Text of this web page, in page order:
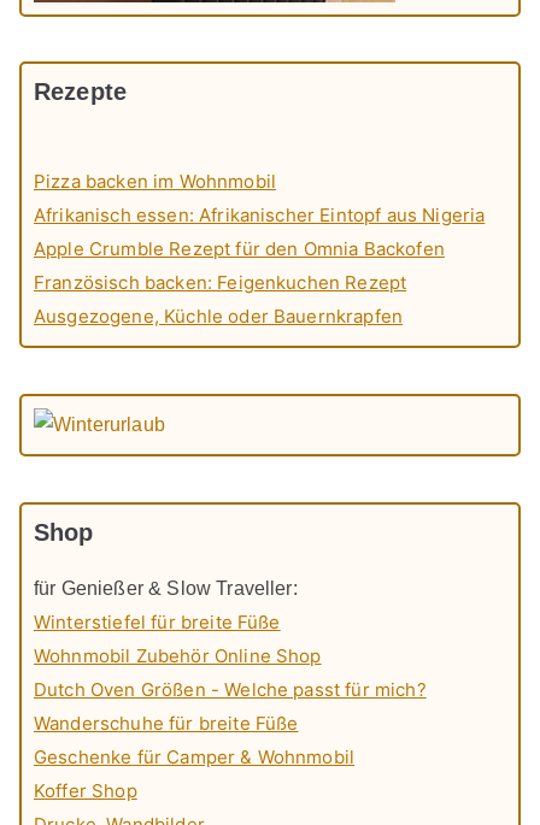
Rezepte
Pizza backen im Wohnmobil
Afrikanisch essen: Afrikanischer Eintopf aus Nigeria
Apple Crumble Rezept für den Omnia Backofen
Französisch backen: Feigenkuchen Rezept
Ausgezogene, Küchle oder Bauernkrapfen
Shop
für Genießer & Slow Traveller:
Winterstiefel für breite Füße
Wohnmobil Zubehör Online Shop
Dutch Oven Größen - Welche passt für mich?
Wanderschuhe für breite Füße
Geschenke für Camper & Wohnmobil
Koffer Shop